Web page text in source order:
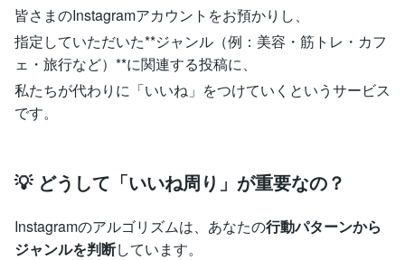
皆さまのInstagramアカウントをお預かりし、
指定していただいた**ジャンル（例：美容・筋トレ・カフ
ェ・旅行など）**に関連する投稿に、
私たちが代わりに「いいね」をつけていくというサービス
です。
💡 どうして「いいね周り」が重要なの？
Instagramのアルゴリズムは、あなたの行動パターンから
ジャンルを判断しています。